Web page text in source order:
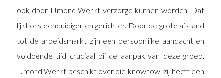
ook door IJmond Werkt verzorgd kunnen worden. Dat
lijkt ons eenduidiger en gerichter. Door de grote afstand
tot de arbeidsmarkt zijn een persoonlijke aandacht en
voldoende tijd cruciaal bij de aanpak van deze groep.
IJmond Werkt beschikt over die knowhow, zij heeft een